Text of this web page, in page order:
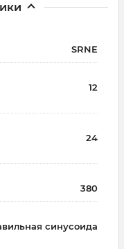
SRNE
12
24
380
синусоида